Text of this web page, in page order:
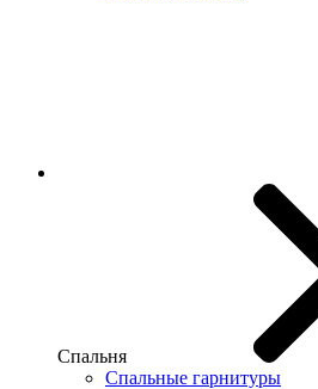
Спальня
Спальные гарнитуры